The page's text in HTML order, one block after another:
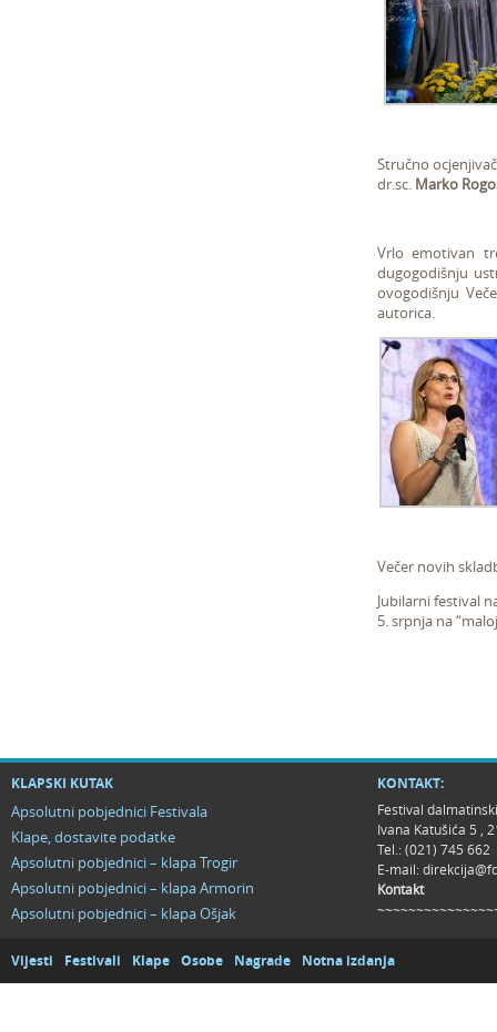
Stručno
dr.sc. Marko
Vrlo emotivan
dugogodišnju
ovogodišnju
autorica.
Večer novih
Jubilarni festival
5. srpnja na
KLAPSKI KUTAK
Apsolutni pobjednici Festivala
Klape, dostavite podatke
Apsolutni pobjednici – klapa Trogir
Apsolutni pobjednici – klapa Armorin
Apsolutni pobjednici – klapa Ošjak
KONTAKT:
Festival
Ivana Katušića 5 ,
Tel.: (021) 745 662
E-mail:
Kontakt
Vijesti Festivali Klape Osobe Nagrade Notna izdanja